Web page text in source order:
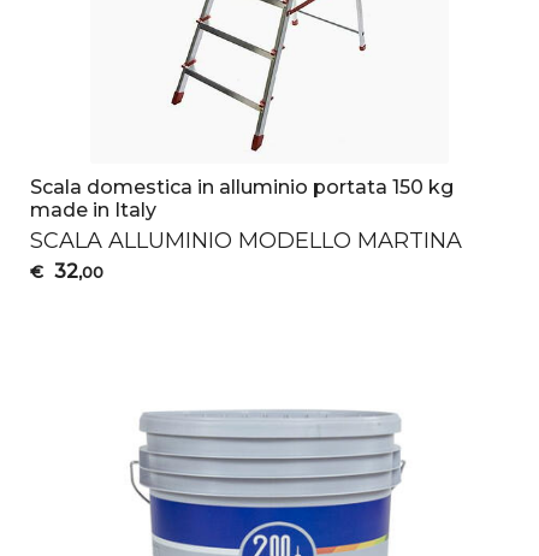
Scala domestica in alluminio portata 150 kg
made in Italy
SCALA ALLUMINIO MODELLO MARTINA
€ 32,00